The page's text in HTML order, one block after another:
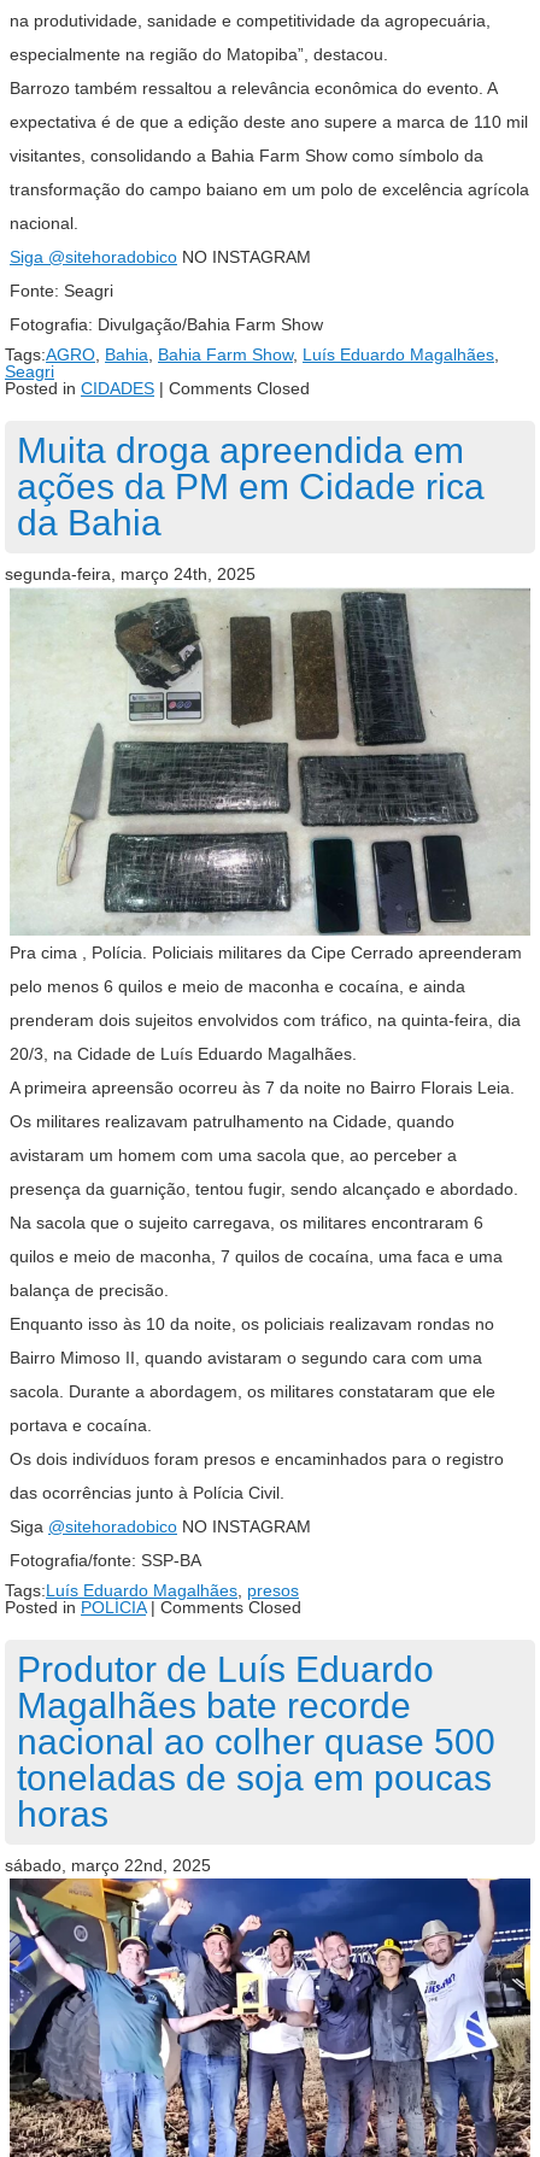
na produtividade, sanidade e competitividade da agropecuária,
especialmente na região do Matopiba”, destacou.
Barrozo também ressaltou a relevância econômica do evento. A
expectativa é de que a edição deste ano supere a marca de 110 mil
visitantes, consolidando a Bahia Farm Show como símbolo da
transformação do campo baiano em um polo de excelência agrícola
nacional.
Siga @sitehoradobico NO INSTAGRAM
Fonte: Seagri
Fotografia: Divulgação/Bahia Farm Show
Tags:AGRO, Bahia, Bahia Farm Show, Luís Eduardo Magalhães,
Seagri
Posted in CIDADES | Comments Closed
Muita droga apreendida em
ações da PM em Cidade rica
da Bahia
segunda-feira, março 24th, 2025
Pra cima , Polícia. Policiais militares da Cipe Cerrado apreenderam
pelo menos 6 quilos e meio de maconha e cocaína, e ainda
prenderam dois sujeitos envolvidos com tráfico, na quinta-feira, dia
20/3, na Cidade de Luís Eduardo Magalhães.
A primeira apreensão ocorreu às 7 da noite no Bairro Florais Leia.
Os militares realizavam patrulhamento na Cidade, quando
avistaram um homem com uma sacola que, ao perceber a
presença da guarnição, tentou fugir, sendo alcançado e abordado.
Na sacola que o sujeito carregava, os militares encontraram 6
quilos e meio de maconha, 7 quilos de cocaína, uma faca e uma
balança de precisão.
Enquanto isso às 10 da noite, os policiais realizavam rondas no
Bairro Mimoso II, quando avistaram o segundo cara com uma
sacola. Durante a abordagem, os militares constataram que ele
portava e cocaína.
Os dois indivíduos foram presos e encaminhados para o registro
das ocorrências junto à Polícia Civil.
Siga @sitehoradobico NO INSTAGRAM
Fotografia/fonte: SSP-BA
Tags:Luís Eduardo Magalhães presos
Posted in POLÍCIA| Comments Closed
Produtor de Luís Eduardo
Magalhães bate recorde
nacional ao colher quase 500
toneladas de soja em poucas
horas
sábado, março 22nd, 2025